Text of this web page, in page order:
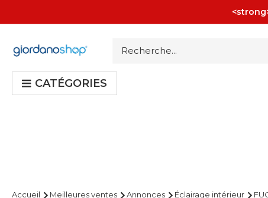
au
Giordano
CATÉGORIES
Accueil Meilleures ventes Annonces Éclairage intérieur